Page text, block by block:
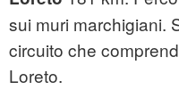
sui muri marchigiani.
circuito che
Loreto.